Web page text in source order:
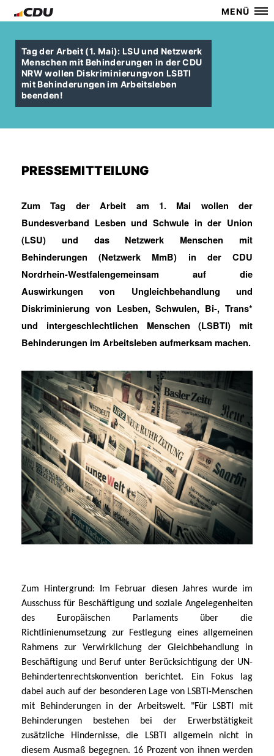
MENÜ
Tag der Arbeit (1. Mai): LSU und Netzwerk
Menschen mit Behinderungen in der CDU
NRW wollen Diskriminierungvon LSBTI
mit Behinderungen im Arbeitsleben
beenden!
PRESSEMITTEILUNG
Zum Tag der Arbeit am 1. Mai wollen der
Bundesverband Lesben und Schwule in der Union
(LSU) und das Netzwerk Menschen mit
Behinderungen (Netzwerk MmB) in der CDU
Nordrhein-Westfalengemeinsam auf die
Auswirkungen von Ungleichbehandlung und
Diskriminierung von Lesben, Schwulen, Bi-, Trans*
und intergeschlechtlichen Menschen (LSBTI) mit
Behinderungen im Arbeitsleben aufmerksam machen.
Zum Hintergrund: Im Februar diesen Jahres wurde im
Ausschuss für Beschäftigung und soziale Angelegenheiten
des Europäischen Parlaments über die
Richtlinienumsetzung zur Festlegung eines allgemeinen
Rahmens zur Verwirklichung der Gleichbehandlung in
Beschäftigung und Beruf unter Berücksichtigung der UN-
Behindertenrechtskonvention berichtet. Ein Fokus lag
dabei auch auf der besonderen Lage von LSBTI-Menschen
mit Behinderungen in der Arbeitswelt. "Für LSBTI mit
Behinderungen bestehen bei der Erwerbstätigkeit
zusätzliche Hindernisse, die LSBTI allgemein nicht in
diesem Ausmaß begegnen. 16 Prozent von ihnen werden